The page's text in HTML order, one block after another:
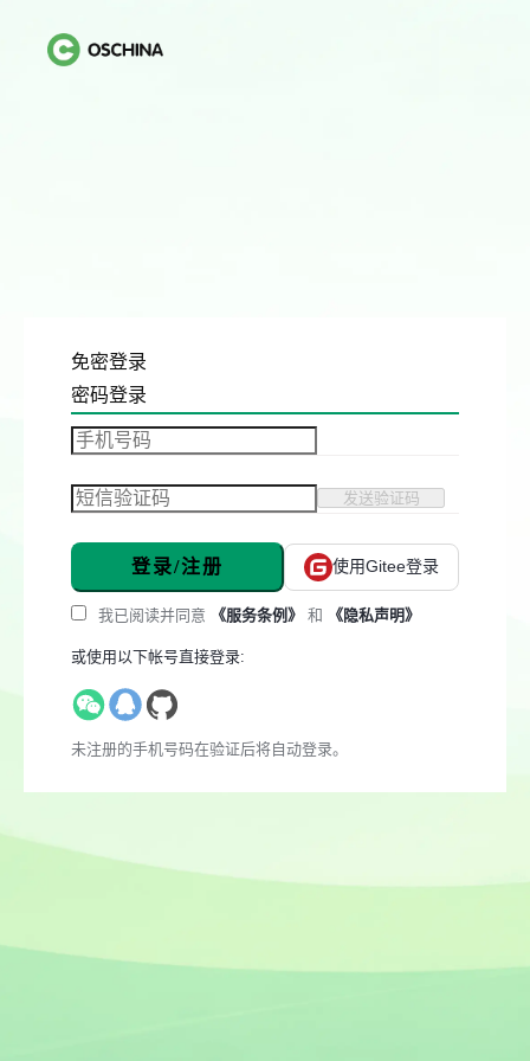
免密登录
密码登录
发送验证码
登录/注册 使用Gitee登录
我已阅读并同意 《服务条例》 和 《隐私声明》
或使用以下帐号直接登录:
未注册的手机号码在验证后将自动登录。